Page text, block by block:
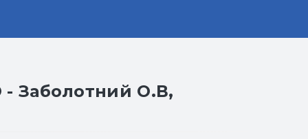
- Заболотний О.В,